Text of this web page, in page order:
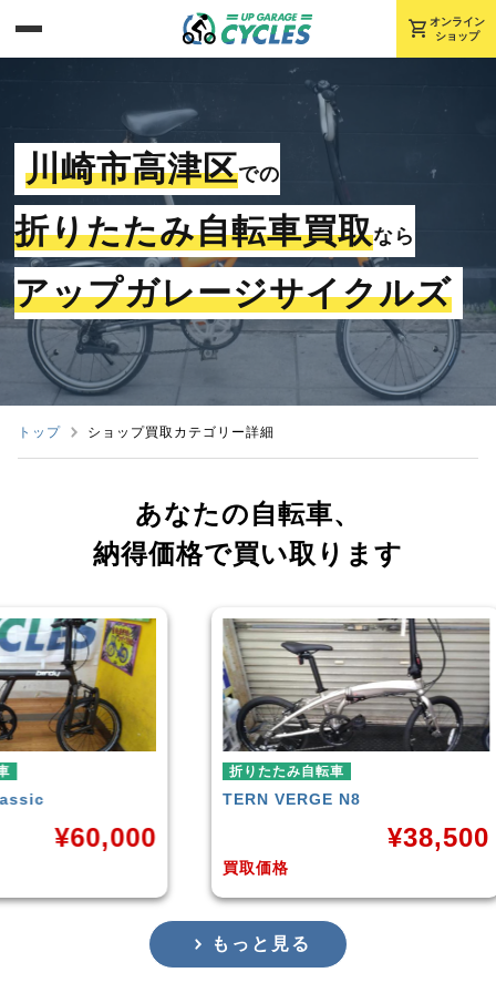
shopping_cart オンライン
ショップ
川崎市高津区での
折りたたみ自転車買取なら
アップガレージサイクルズ
トップ ショップ買取カテゴリー詳細
あなたの自転車、
納得価格で買い取ります
折りたたみ自転車 折りたたみ自転車
RENAULT
もっと見る